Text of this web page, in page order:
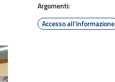
Argomenti:
Accesso all'informazione